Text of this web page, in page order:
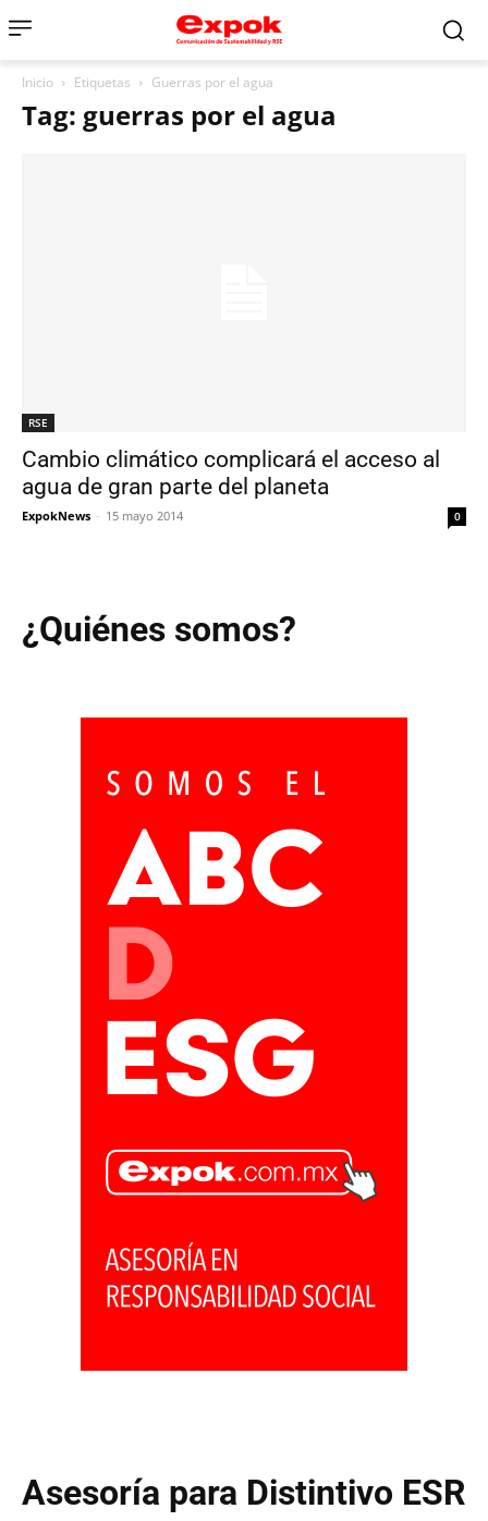
Inicio Etiquetas Guerras por el agua
Tag: guerras por el agua
RSE
Cambio climático complicará el acceso al
agua de gran parte del planeta
ExpokNews - 15 mayo 2014 0
¿Quiénes somos?
Asesoría para Distintivo ESR